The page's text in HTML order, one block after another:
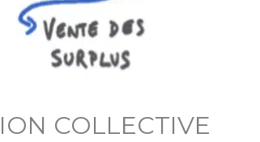
COLLECTIVE